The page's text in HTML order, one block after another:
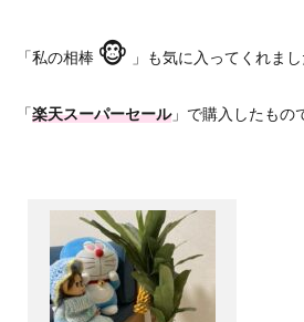
「私の相棒 🐵 」も気に入ってくれまし
「楽天スーパーセール」で購入したもの